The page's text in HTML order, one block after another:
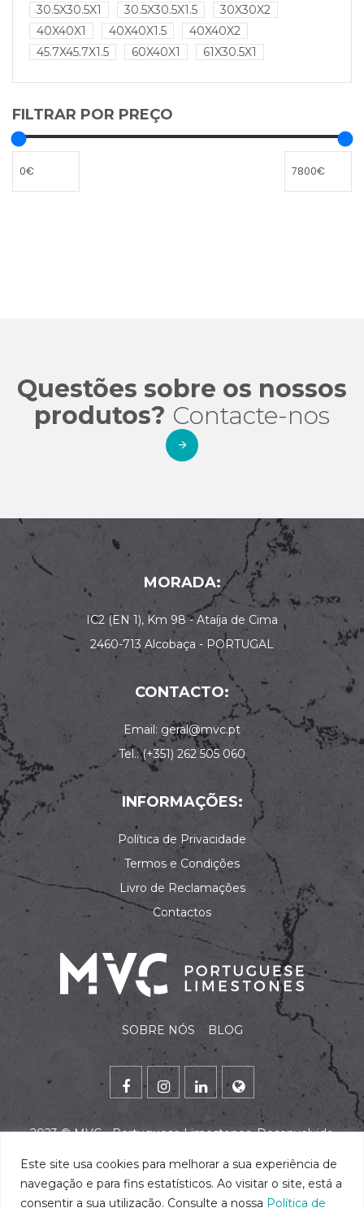
Este site usa cookies para melhorar a sua experiência de
navegação e para fins estatísticos. Ao visitar o site, está a
consentir a sua utilização. Consulte a nossa Política de
30.5X30.5X1 30.5X30.5X1.5
30X30X2
40X40X1
40X40X1.5
40X40X2
45.7X45.7X1.5
60X40X1 61X30.5X1
FILTRAR POR PREÇO
Questões sobre os nossos
produtos? Contacte-nos
MORADA:
IC2 (EN 1), Km 98 - Ataíja de Cima
2460-713 Alcobaça - PORTUGAL
CONTACTO:
Email: geral@mvc.pt
Tel.: (+351) 262 505 060
INFORMAÇÕES:
Política de Privacidade
Termos e Condições
Livro de Reclamações
Contactos
SOBRE NÓS BLOG
2023 ©MVC - Portuguese Limestones. Desenvolvido